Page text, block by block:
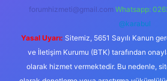
forumhizmeti@gmail.com Whatsapp:
@karabul
Yasal Uyarı: Sitemiz, 5651 Sayılı Kanun
ve İletişim Kurumu (BTK) tarafından
olarak hizmet vermektedir. Bu nedenle,